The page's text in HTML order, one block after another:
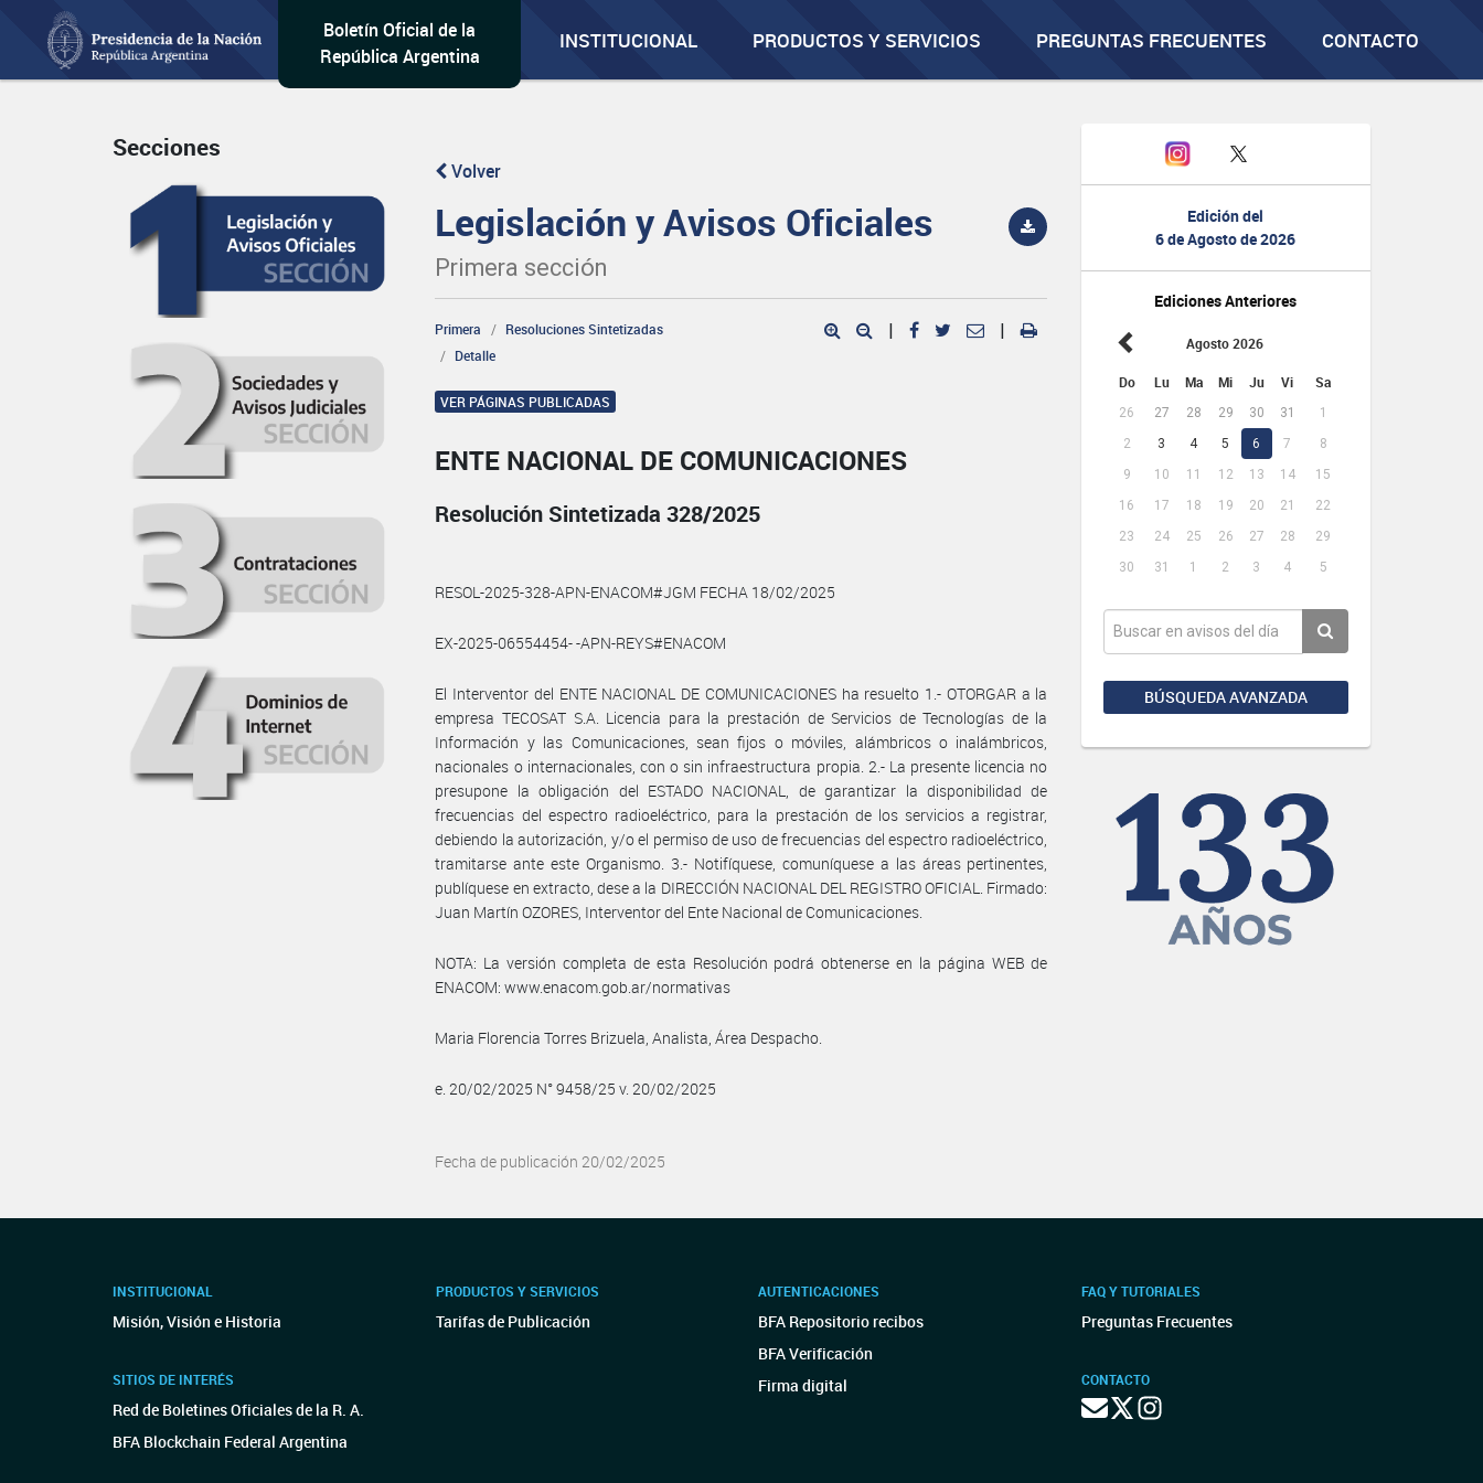
Boletín Oficial de la
República Argentina
INSTITUCIONAL PRODUCTOS Y SERVICIOS PREGUNTAS FRECUENTES CONTACTO
Edición del
6 de Agosto de 2026
Ediciones Anteriores
Agosto 2026
Do Lu Ma Mi Ju Vi Sa
26 27 28 29 30 31
1
2
3 4 5 6 7
8
9
10 11 12 13 14
15
16
17 18 19 20 21
22
23
24 25 26 27 28
29
30
31 1 2 3 4 5
BÚSQUEDA AVANZADA
Secciones
Volver
Legislación y Avisos Oficiales
Primera sección
Primera
Resoluciones Sintetizadas
Detalle
| |
VER PÁGINAS PUBLICADAS
ENTE NACIONAL DE COMUNICACIONES
Resolución Sintetizada 328/2025
RESOL-2025-328-APN-ENACOM#JGM FECHA 18/02/2025
EX-2025-06554454- -APN-REYS#ENACOM
El Interventor del ENTE NACIONAL DE COMUNICACIONES ha resuelto 1.- OTORGAR a la
empresa TECOSAT S.A. Licencia para la prestación de Servicios de Tecnologías de la
Información y las Comunicaciones, sean fijos o móviles, alámbricos o inalámbricos,
nacionales o internacionales, con o sin infraestructura propia. 2.- La presente licencia no
presupone la obligación del ESTADO NACIONAL, de garantizar la disponibilidad de
frecuencias del espectro radioeléctrico, para la prestación de los servicios a registrar,
debiendo la autorización, y/o el permiso de uso de frecuencias del espectro radioeléctrico,
tramitarse ante este Organismo. 3.- Notifíquese, comuníquese a las áreas pertinentes,
publíquese en extracto, dese a la DIRECCIÓN NACIONAL DEL REGISTRO OFICIAL. Firmado:
Juan Martín OZORES, Interventor del Ente Nacional de Comunicaciones.
NOTA: La versión completa de esta Resolución podrá obtenerse en la página WEB de
ENACOM: www.enacom.gob.ar/normativas
Maria Florencia Torres Brizuela, Analista, Área Despacho.
e. 20/02/2025 N° 9458/25 v. 20/02/2025
Fecha de publicación 20/02/2025
INSTITUCIONAL
Misión, Visión e Historia
SITIOS DE INTERÉS
Red de Boletines Oficiales de la R. A.
BFA Blockchain Federal Argentina
PRODUCTOS Y SERVICIOS
Tarifas de Publicación
AUTENTICACIONES
BFA Repositorio recibos
BFA Verificación
Firma digital
FAQ Y TUTORIALES
Preguntas Frecuentes
CONTACTO